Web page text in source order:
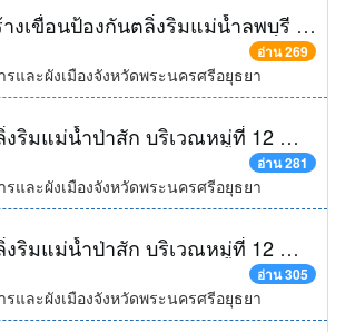
โครงการก่อสร้างเขื่อนป้องกันตลิ่งริมแม่น้ำลพบุรี หมู่ที่ 4 ตำบลบ้านใหม่ อำเภอบ่้านแพรก จังหวัดพระนครศรีอยุธยา ความยาวไม่น้อยกว่า 280 เมตร ด้วยวิธีประกวดราคาอิเล็กทรอนิกส์ (e-bidding)
อ่าน 269
และผังเมืองจังหวัดพระนครศรีอยุธยา
เขื่อนป้องกันตลิ่งริมแม่น้ำป่าสัก บริเวณหมู่ที่ 12 ตำบลกะมัง อำเภอพระนครศรีอยุธยา จังหวัดพระนครศรีอยุธยา ความยาวไม่น้อยกว่า 80 เมตร ด้วยวิธีประกวดราคาอิเล็กทรอนิกส์ (e-bidding)
อ่าน 281
และผังเมืองจังหวัดพระนครศรีอยุธยา
เขื่อนป้องกันตลิ่งริมแม่น้ำป่าสัก บริเวณหมู่ที่ 12 ตำบลกะมัง อำเภอพระนครศรีอยุธยา จังหวัดพระนครศรีอยุธยา ความยาวไม่น้อยกว่า 80 เมตร
อ่าน 305
และผังเมืองจังหวัดพระนครศรีอยุธยา